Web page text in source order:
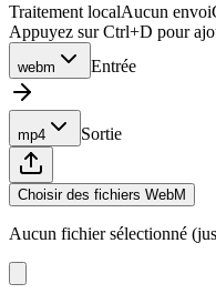
Traitement localAucun envoi
Appuyez sur Ctrl+D pour
webm Entrée
mp4 Sortie
Choisir des fichiers WebM
Aucun fichier sélectionné